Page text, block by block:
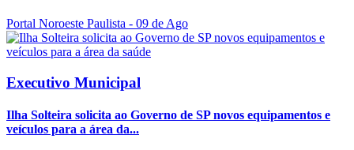
Portal Noroeste Paulista - 09 de Ago
Executivo Municipal
Ilha Solteira solicita ao Governo de SP novos equipamentos e
veículos para a área da...